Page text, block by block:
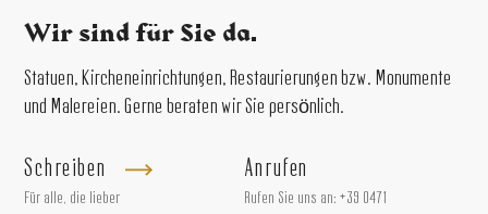
Wir sind für Sie da.
Statuen, Kircheneinrichtungen, Restaurierungen bzw. Monumente
und Malereien. Gerne beraten wir Sie persönlich.
Schreiben
Für alle, die lieber
Anrufen
Rufen Sie uns an: +39 0471